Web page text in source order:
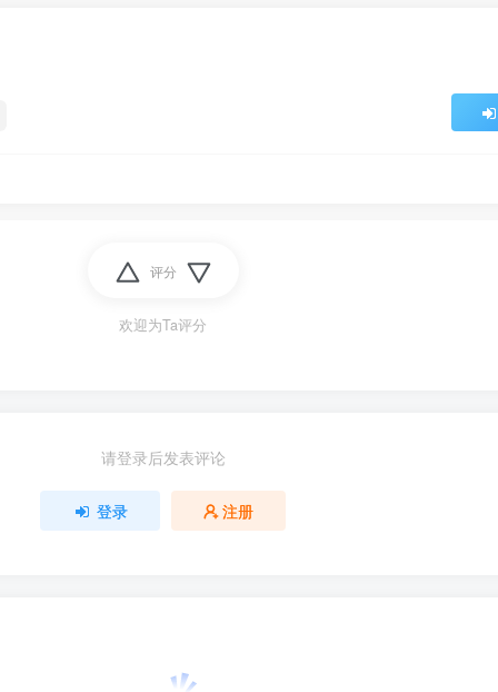
评分
欢迎为Ta评分
请登录后发表评论
登录 注册